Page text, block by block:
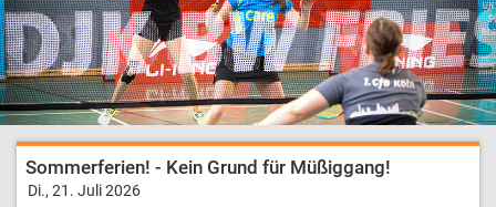
Sommerferien! - Kein Grund für Müßiggang!
Di., 21. Juli 2026